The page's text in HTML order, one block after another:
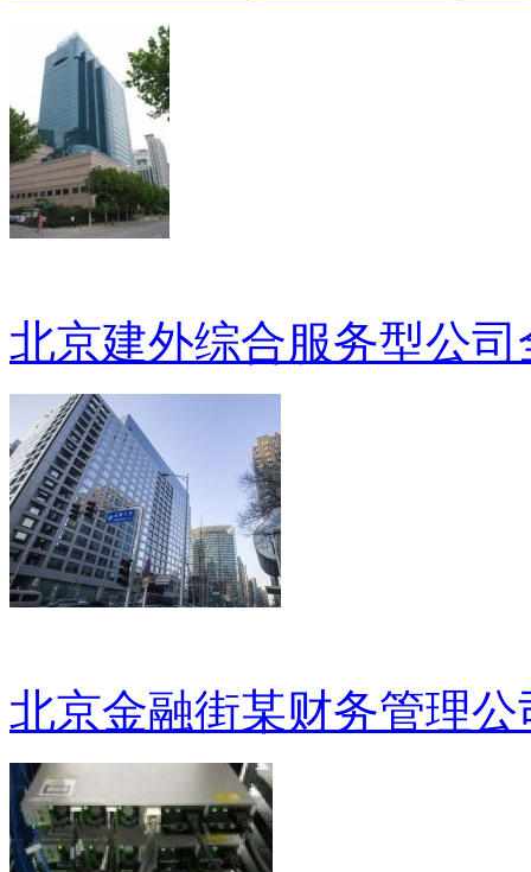
北京建外综合服务型公
北京金融街某财务管理